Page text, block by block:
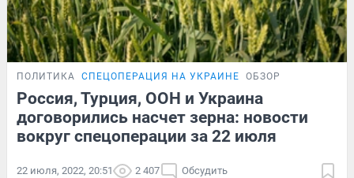
ПОЛИТИКА СПЕЦОПЕРАЦИЯ НА УКРАИНЕ ОБЗОР
Россия, Турция, ООН и Украина
договорились насчет зерна: новости
вокруг спецоперации за 22 июля
22 июля, 2022, 20:51 2 407 Обсудить